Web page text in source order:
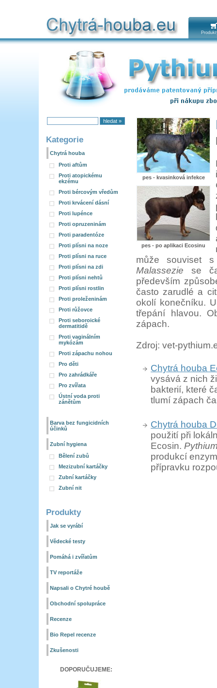
Kategorie
Chytrá houba
Proti aftům
Proti atopickému
ekzému
Proti bércovým vředům
Proti krvácení dásní
Proti lupénce
Proti opruzeninám
Proti paradentóze
Proti plísni na noze
Proti plísni na ruce
Proti plísni na zdi
Proti plísni nehtů
Proti plísni rostlin
Proti proleženinám
Proti růžovce
Proti seboroické
dermatitidě
Proti vaginálním
mykózám
Proti zápachu nohou
Pro děti
Pro zahrádkáře
Pro zvířata
Ústní voda proti
zánětům
Barva bez fungicidních
účinků
Zubní hygiena
Bělení zubů
Mezizubní kartáčky
Zubní kartáčky
Zubní nit
Produkty
Jak se vyrábí
Vědecké testy
Pomáhá i zvířatům
TV reportáže
Napsali o Chytré houbě
Obchodní spolupráce
Recenze
Bio Repel recenze
Zkušenosti
DOPORUČUJEME:
pes - kvasinková infekce
pes - po aplikaci Ecosinu
může souviset s
Malassezie se
především
často zarudlé a
okolí konečníku.
třepání hlavou.
zápach.
Zdroj: vet-
Chytrá houba
vysává z nich
bakterií, které
tlumí zápach
Chytrá houba
použití při
Ecosin.
produkcí
přípravku